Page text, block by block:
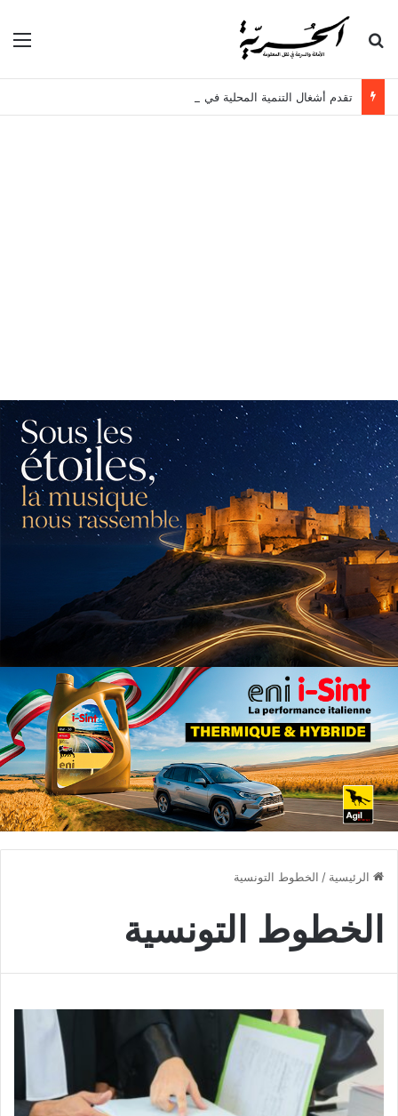
بحث عن
تقدم أشغال التنمية المحلية في سيدي حسين
الرئيسية / الخطوط التونسية
الخطوط التونسية